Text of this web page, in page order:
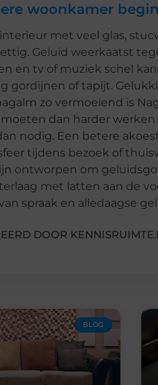
woonkamer
met veel glas,
Geluid weerkaatst
en tv of muziek schel
gordijnen of tapijt.
zo vermoeiend is
dan harder
nodig. Een betere
tijdens bezoek of
ontworpen om
met latten aan de
spraak en alledaagse
DOOR
BLOG